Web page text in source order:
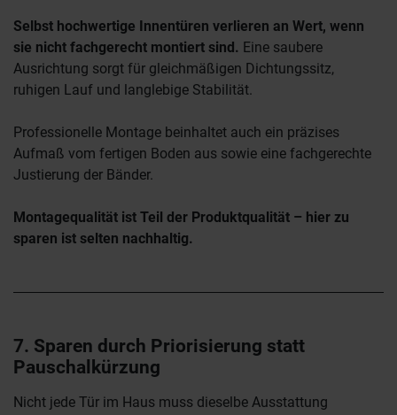
Selbst hochwertige Innentüren verlieren an Wert, wenn
sie nicht fachgerecht montiert sind. Eine saubere
Ausrichtung sorgt für gleichmäßigen Dichtungssitz,
ruhigen Lauf und langlebige Stabilität.
Professionelle Montage beinhaltet auch ein präzises
Aufmaß vom fertigen Boden aus sowie eine fachgerechte
Justierung der Bänder.
Montagequalität ist Teil der Produktqualität – hier zu
sparen ist selten nachhaltig.
7. Sparen durch Priorisierung statt
Pauschalkürzung
Nicht jede Tür im Haus muss dieselbe Ausstattung